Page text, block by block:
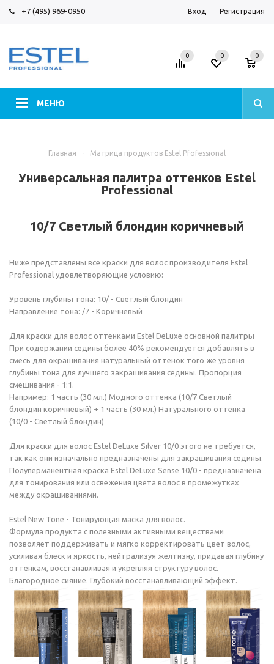
+7 (495) 969-0950 Вход Регистрация
МЕНЮ
0 0 0
Главная - Матрица продуктов Estel Pfofessional
Универсальная палитра оттенков Estel
Professional
10/7 Светлый блондин коричневый
Ниже представлены все краски для волос производителя Estel
Professional удовлетворяющие условию:
Уровень глубины тона: 10/ - Светлый блондин
Направление тона: /7 - Коричневый
Для краски для волос оттенками Estel DeLuxe основной палитры
При содержании седины более 40% рекомендуется добавлять в
смесь для окрашивания натуральный оттенок того же уровня
глубины тона для лучшего закрашивания седины. Пропорция
смешивания - 1:1.
Например: 1 часть (30 мл.) Модного оттенка (10/7 Светлый
блондин коричневый) + 1 часть (30 мл.) Натурального оттенка
(10/0 - Светлый блондин)
Для краски для волос Estel DeLuxe Silver 10/0 этого не требуется,
так как они изначально предназначены для закрашивания седины.
Полуперманентная краска Estel DeLuxe Sense 10/0 - предназначена
для тонирования или освежения цвета волос в промежутках
между окрашиваниями.
Estel New Tone - Тонирующая маска для волос.
Формула продукта с полезными активными веществами
позволяет поддерживать и мягко корректировать цвет волос,
усиливая блеск и яркость, нейтрализуя желтизну, придавая глубину
оттенкам, восстанавливая и укрепляя структуру волос.
Благородное сияние. Глубокий восстанавливающий эффект.